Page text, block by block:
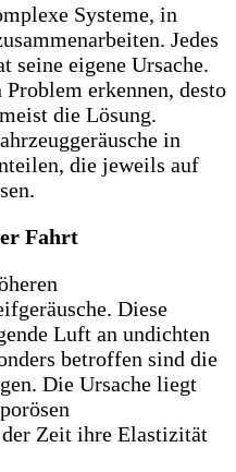
Systeme, in
Jedes
seine eigene Ursache.
erkennen, desto
die Lösung.
in
die jeweils auf
Fahrt
Diese
Luft an undichten
betroffen sind die
Die Ursache liegt
Zeit ihre Elastizität